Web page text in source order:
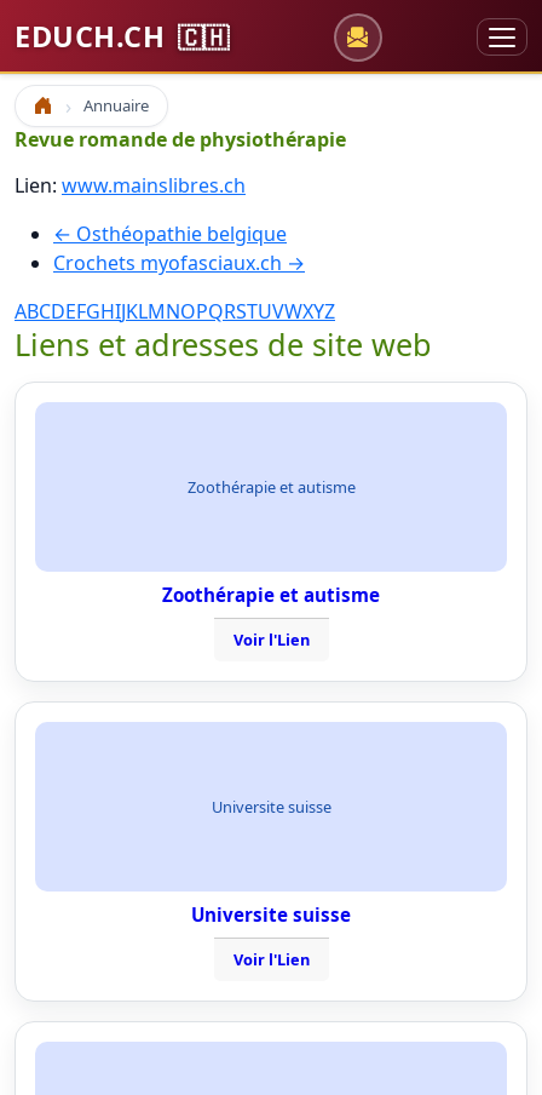
EDUCH.CH 🇨🇭
Accueil Annuaire
Revue romande de physiothérapie
Lien: www.mainslibres.ch
← Osthéopathie belgique
Crochets myofasciaux.ch →
ABCDEFGHIJKLMNOPQRSTUVWXYZ
Liens et adresses de site web
Zoothérapie et autisme
Zoothérapie et autisme
Voir l'Lien
Universite suisse
Universite suisse
Voir l'Lien